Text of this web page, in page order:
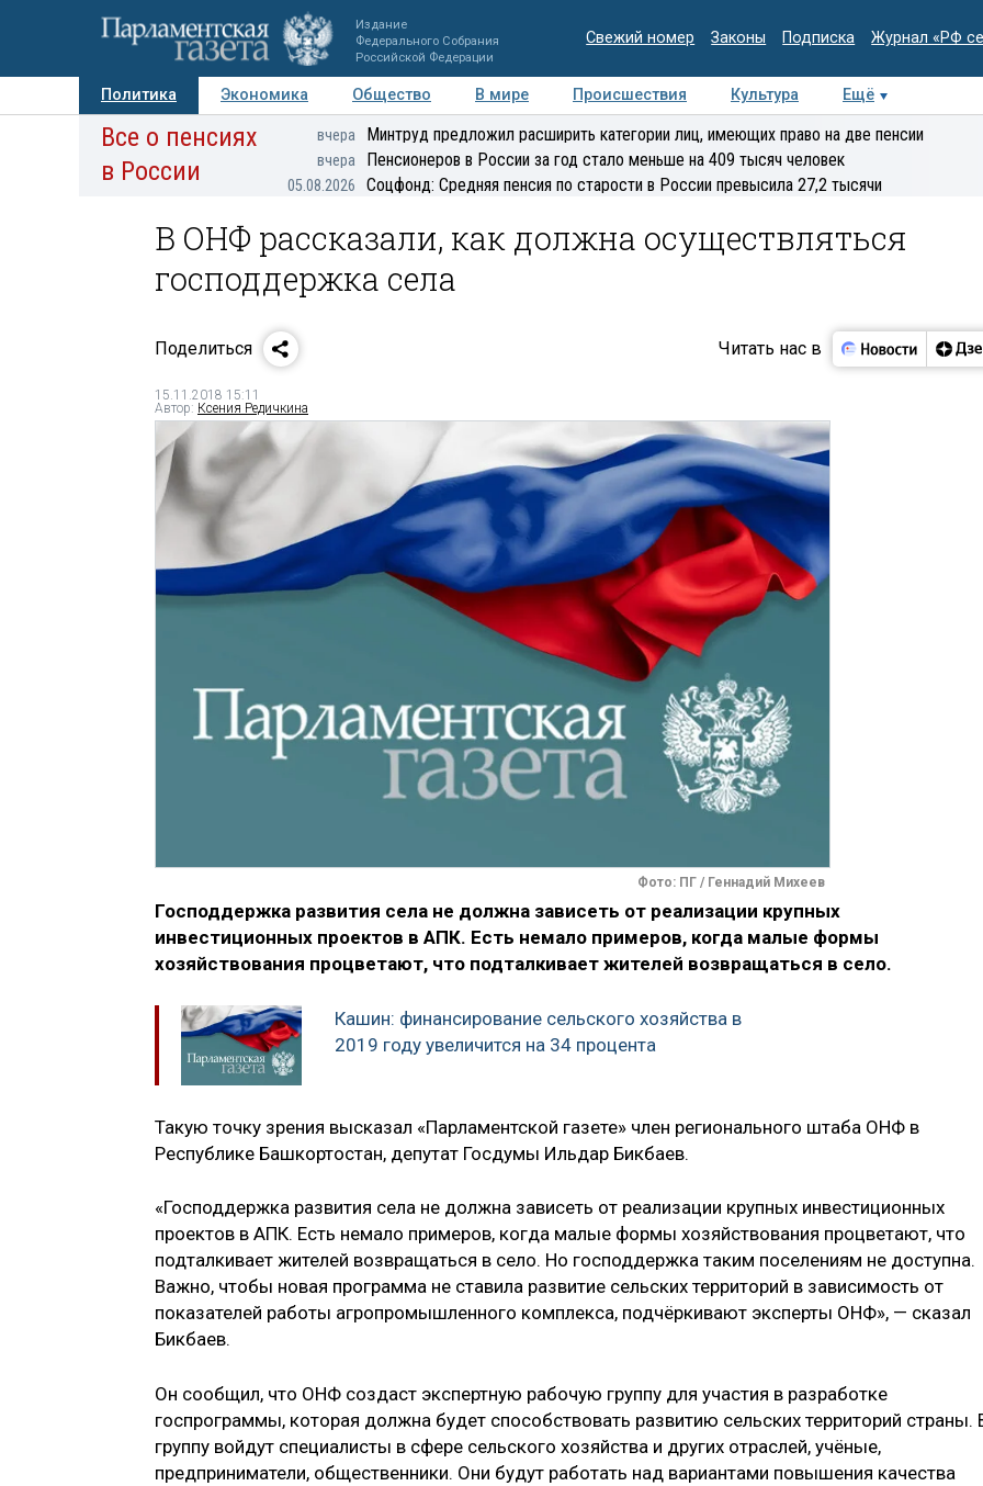
Издание
Федерального Собрания
Российской Федерации
Свежий номер Законы Подписка Журнал «РФ
Политика Экономика Общество В мире Происшествия Культура
Ещё
Авторы Персоны Мнения Регионы Медиацентр Интервью Колумнисты
Все о пенсиях
в России
вчера Минтруд предложил расширить категории лиц, имеющих право на две пенсии
вчера Пенсионеров в России за год стало меньше на 409 тысяч человек
05.08.2026 Соцфонд: Средняя пенсия по старости в России превысила 27,2 тысячи
В ОНФ рассказали, как должна осуществляться
господдержка села
Поделиться Читать нас в
15.11.2018 15:11
Автор: Ксения Редичкина
Фото: ПГ / Геннадий Михеев
Господдержка развития села не должна зависеть от реализации крупных
инвестиционных проектов в АПК. Есть немало примеров, когда малые формы
хозяйствования процветают, что подталкивает жителей возвращаться в село.
Кашин: финансирование сельского хозяйства в
2019 году увеличится на 34 процента
Такую точку зрения высказал «Парламентской газете» член регионального штаба ОНФ в
Республике Башкортостан, депутат Госдумы Ильдар Бикбаев.
«Господдержка развития села не должна зависеть от реализации крупных инвестиционных
проектов в АПК. Есть немало примеров, когда малые формы хозяйствования процветают, что
подталкивает жителей возвращаться в село. Но господдержка таким поселениям не доступна.
Важно, чтобы новая программа не ставила развитие сельских территорий в зависимость от
показателей работы агропромышленного комплекса, подчёркивают эксперты ОНФ», — сказал
Бикбаев.
Он сообщил, что ОНФ создаст экспертную рабочую группу для участия в разработке
госпрограммы, которая должна будет способствовать развитию сельских территорий страны.
группу войдут специалисты в сфере сельского хозяйства и других отраслей, учёные,
предприниматели, общественники. Они будут работать над вариантами повышения качества